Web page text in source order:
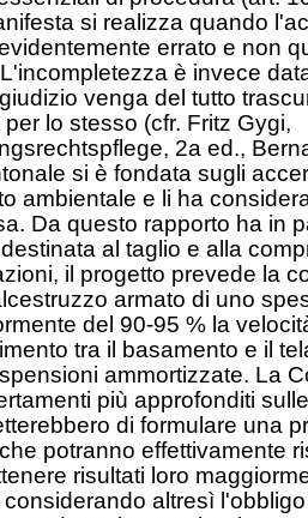
si realizza quando
errato e non
è invece
venga del tutto
lo stesso (cfr. Fritz Gygi,
2a ed.,
si è fondata sugli
ambientale e li ha
Da questo rapporto ha in
al taglio e alla
il progetto prevede la
armato di uno
del 90-95 % la
tra il basamento e il
ammortizzate. La
più approfonditi
di formulare una
potranno effettivamente
risultati loro
altresì